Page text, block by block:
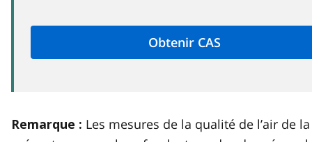
Remarque : Les mesures de la qualité de l’air de la